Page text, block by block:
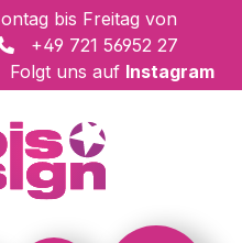
bis Freitag von
+49 721 56952 27
Folgt uns auf Instagram